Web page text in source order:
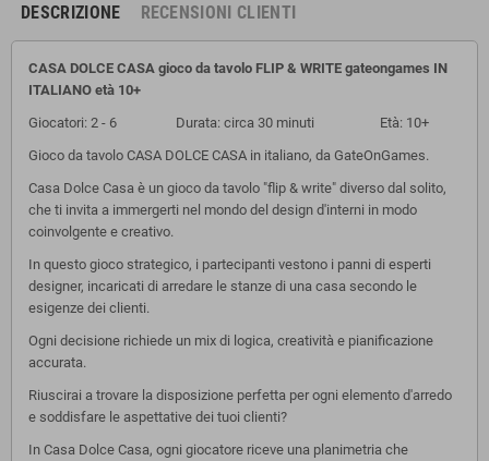
DESCRIZIONE RECENSIONI CLIENTI
CASA DOLCE CASA gioco da tavolo FLIP & WRITE gateongames IN
ITALIANO età 10+
Giocatori: 2 - 6 Durata: circa 30 minuti Età: 10+
Gioco da tavolo CASA DOLCE CASA in italiano, da GateOnGames.
Casa Dolce Casa è un gioco da tavolo "flip & write" diverso dal solito,
che ti invita a immergerti nel mondo del design d'interni in modo
coinvolgente e creativo.
In questo gioco strategico, i partecipanti vestono i panni di esperti
designer, incaricati di arredare le stanze di una casa secondo le
esigenze dei clienti.
Ogni decisione richiede un mix di logica, creatività e pianificazione
accurata.
Riuscirai a trovare la disposizione perfetta per ogni elemento d'arredo
e soddisfare le aspettative dei tuoi clienti?
In Casa Dolce Casa, ogni giocatore riceve una planimetria che